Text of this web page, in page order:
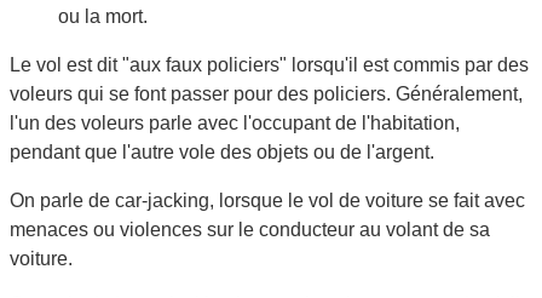
ou la mort.
Le vol est dit "aux faux policiers" lorsqu'il est commis par des
voleurs qui se font passer pour des policiers. Généralement,
l'un des voleurs parle avec l'occupant de l'habitation,
pendant que l'autre vole des objets ou de l'argent.
On parle de car-jacking, lorsque le vol de voiture se fait avec
menaces ou violences sur le conducteur au volant de sa
voiture.